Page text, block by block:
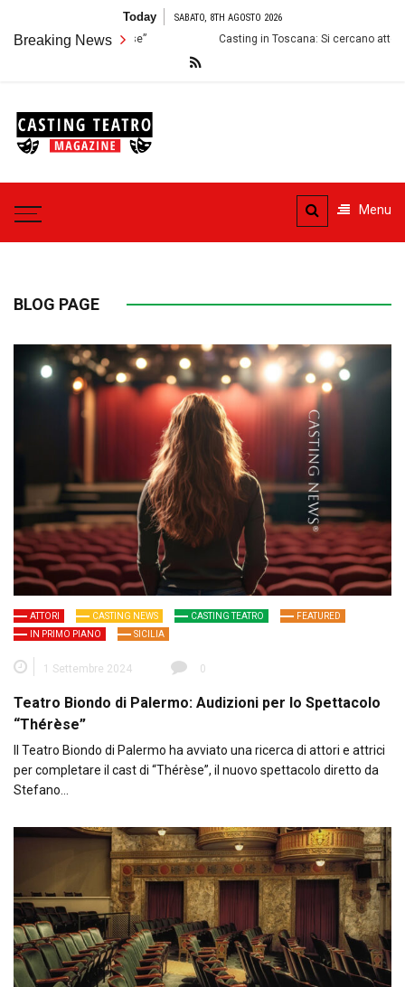
content
Today SABATO, 8TH AGOSTO 2026
Breaking News Casting in Toscana: Si cercano attori e attrici per uno
teatrali
Menu
BLOG PAGE
ATTORI CASTING NEWS CASTING TEATRO
FEATURED
IN PRIMO PIANO
SICILIA
1 Settembre 2024 0
Teatro Biondo di Palermo: Audizioni per lo Spettacolo
“Thérèse”
Il Teatro Biondo di Palermo ha avviato una ricerca di attori e attrici
per completare il cast di “Thérèse”, il nuovo spettacolo diretto da
Stefano…